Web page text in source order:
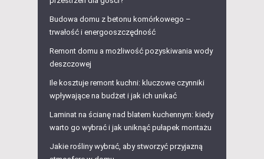
Budowa domu z betonu komórkowego –
trwałość i energooszczędność
Remont domu a możliwość pozyskiwania wody
deszczowej
Ile kosztuje remont kuchni: kluczowe czynniki
wpływające na budżet i jak ich unikać
Laminat na ścianę nad blatem kuchennym: kiedy
warto go wybrać i jak uniknąć pułapek montażu
Jakie rośliny wybrać, aby stworzyć przyjazną